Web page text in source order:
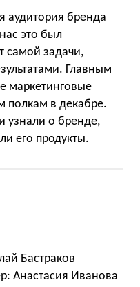
аудитория бренда
это был
самой задачи,
Главным
маркетинговые
полкам в декабре.
узнали о бренде,
его продукты.
Бастраков
Анастасия Иванова